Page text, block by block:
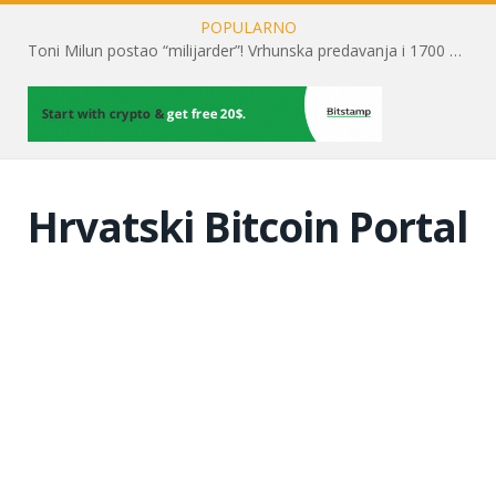
POPULARNO
Toni Milun postao “milijarder”! Vrhunska predavanja i 1700 posjetitelja obilježili su mjesec financijske pismenosti
Hrvatski Bitcoin Portal